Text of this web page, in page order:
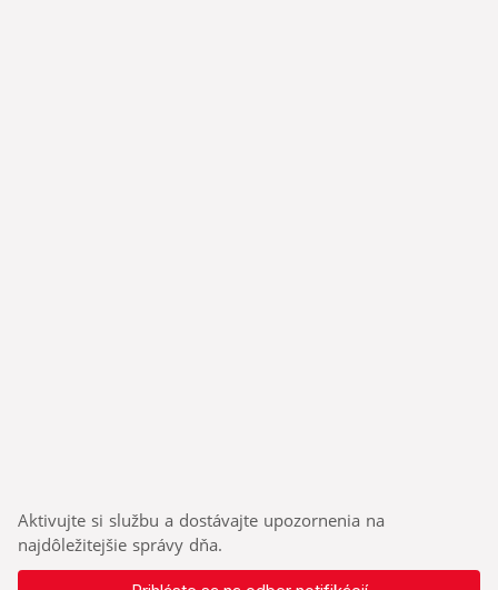
Aktivujte si službu a dostávajte upozornenia na
najdôležitejšie správy dňa.